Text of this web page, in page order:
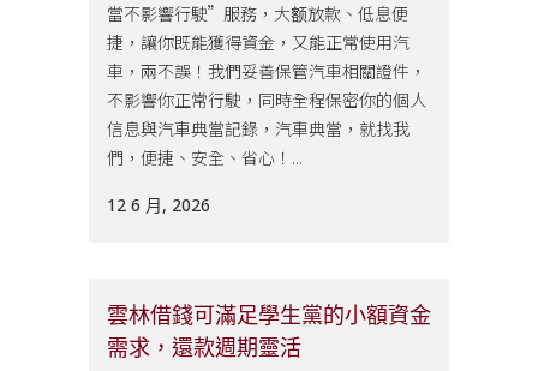
當不影響行駛”服務，大额放款、低息便
捷，讓你既能獲得資金，又能正常使用汽
車，兩不誤！我們妥善保管汽車相關證件，
不影響你正常行駛，同時全程保密你的個人
信息與汽車典當記錄，汽車典當，就找我
們，便捷、安全、省心！...
12 6 月, 2026
雲林借錢可滿足學生黨的小額資金
需求，還款週期靈活